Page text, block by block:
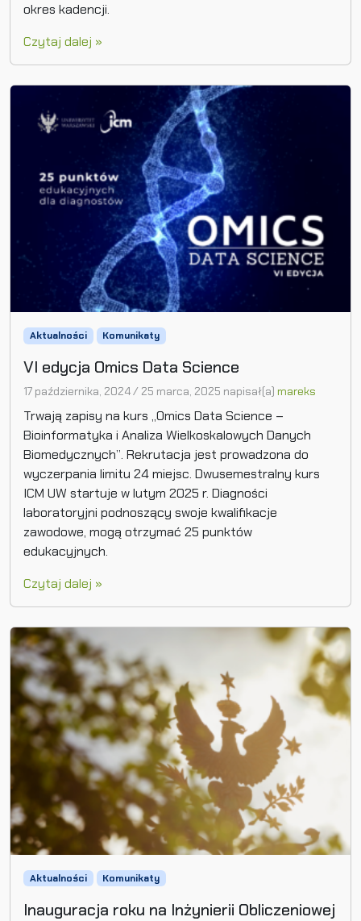
okres kadencji.
Czytaj dalej »
Aktualności Komunikaty
VI edycja Omics Data Science
17 października, 2024/ 25 marca, 2025 napisał(a) mareks
Trwają zapisy na kurs „Omics Data Science –
Bioinformatyka i Analiza Wielkoskalowych Danych
Biomedycznych”. Rekrutacja jest prowadzona do
wyczerpania limitu 24 miejsc. Dwusemestralny kurs
ICM UW startuje w lutym 2025 r. Diagności
laboratoryjni podnoszący swoje kwalifikacje
zawodowe, mogą otrzymać 25 punktów
edukacyjnych.
Czytaj dalej »
Aktualności Komunikaty
Inauguracja roku na Inżynierii Obliczeniowej